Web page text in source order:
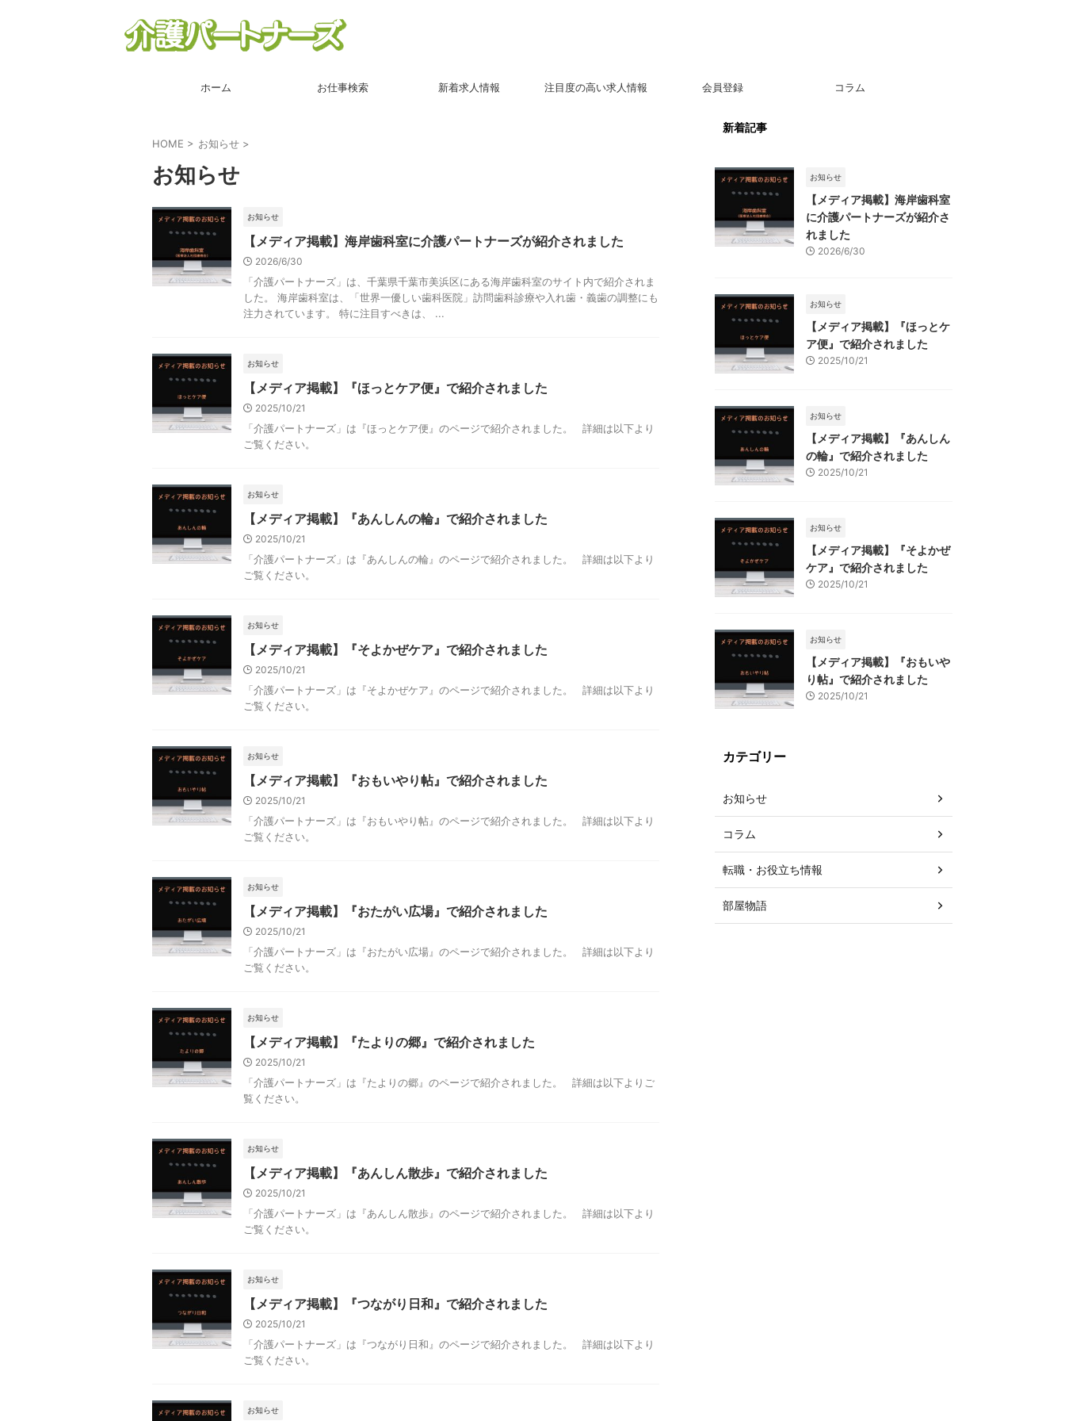
ホーム お仕事検索 新着求人情報 注目度の高い求人情報 会員登録 コラム
HOME > お知らせ >
お知らせ
お知らせ
【メディア掲載】海岸歯科室に介護パートナーズが紹介されました
2026/6/30
「介護パートナーズ」は、千葉県千葉市美浜区にある海岸歯科室のサイト内で紹介されま
した。 海岸歯科室は、「世界一優しい歯科医院」訪問歯科診療や入れ歯・義歯の調整にも
注力されています。 特に注目すべきは、 ...
お知らせ
【メディア掲載】『ほっとケア便』で紹介されました
2025/10/21
「介護パートナーズ」は『ほっとケア便』のページで紹介されました。 詳細は以下より
ご覧ください。
お知らせ
【メディア掲載】『あんしんの輪』で紹介されました
2025/10/21
「介護パートナーズ」は『あんしんの輪』のページで紹介されました。 詳細は以下より
ご覧ください。
お知らせ
【メディア掲載】『そよかぜケア』で紹介されました
2025/10/21
「介護パートナーズ」は『そよかぜケア』のページで紹介されました。 詳細は以下より
ご覧ください。
お知らせ
【メディア掲載】『おもいやり帖』で紹介されました
2025/10/21
「介護パートナーズ」は『おもいやり帖』のページで紹介されました。 詳細は以下より
ご覧ください。
お知らせ
【メディア掲載】『おたがい広場』で紹介されました
2025/10/21
「介護パートナーズ」は『おたがい広場』のページで紹介されました。 詳細は以下より
ご覧ください。
お知らせ
【メディア掲載】『たよりの郷』で紹介されました
2025/10/21
「介護パートナーズ」は『たよりの郷』のページで紹介されました。 詳細は以下よりご
覧ください。
お知らせ
【メディア掲載】『あんしん散歩』で紹介されました
2025/10/21
「介護パートナーズ」は『あんしん散歩』のページで紹介されました。 詳細は以下より
ご覧ください。
お知らせ
【メディア掲載】『つながり日和』で紹介されました
2025/10/21
「介護パートナーズ」は『つながり日和』のページで紹介されました。 詳細は以下より
ご覧ください。
お知らせ
新着記事
お知らせ
【メディア掲載】海岸歯科室
に介護パートナーズが紹介さ
れました
2026/6/30
お知らせ
【メディア掲載】『ほっとケ
ア便』で紹介されました
2025/10/21
お知らせ
【メディア掲載】『あんしん
の輪』で紹介されました
2025/10/21
お知らせ
【メディア掲載】『そよかぜ
ケア』で紹介されました
2025/10/21
お知らせ
【メディア掲載】『おもいや
り帖』で紹介されました
2025/10/21
カテゴリー
お知らせ
コラム
転職・お役立ち情報
部屋物語